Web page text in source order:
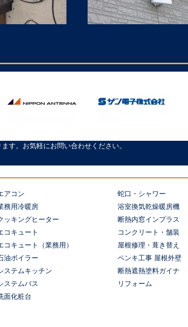
す。お気軽にお問い合わせください。
アコン
務用冷暖房
ッキングヒーター
コキュート
コキュート（業務用）
油ボイラー
ステムキッチン
ステムバス
面化粧台
蛇口・シャワー
浴室換気乾燥暖房機
断熱内窓インプラス
コンクリート・舗装
屋根修理・葺き替え
ペンキ工事 屋根外壁
断熱遮熱塗料ガイナ
リフォーム